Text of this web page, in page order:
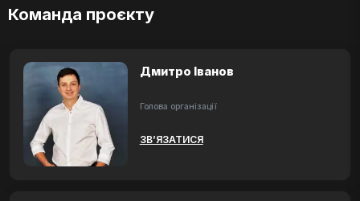
Команда проєкту
Дмитро Іванов
Голова організації
ЗВ’ЯЗАТИСЯ